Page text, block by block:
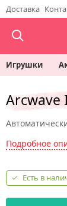
Доставка
Игрушки
Arcwave
Подробное
Есть в